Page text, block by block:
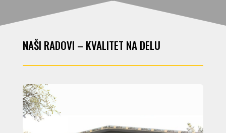
NAŠI RADOVI – KVALITET NA DELU